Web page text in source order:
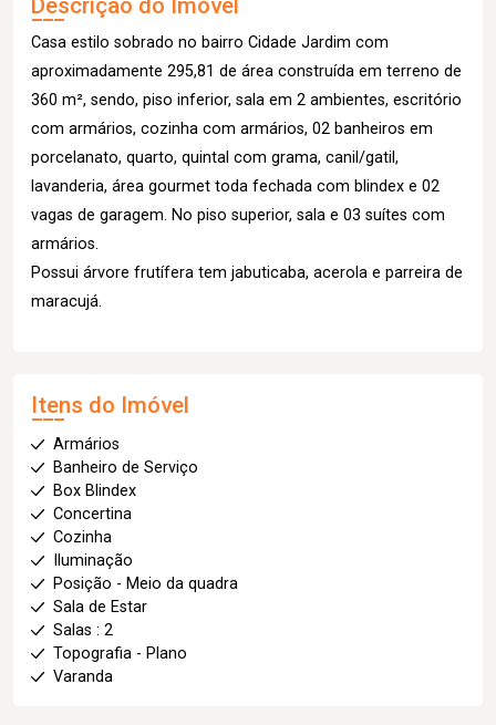
Descrição do Imóvel
Casa estilo sobrado no bairro Cidade Jardim com
aproximadamente 295,81 de área construída em terreno de
360 m², sendo, piso inferior, sala em 2 ambientes, escritório
com armários, cozinha com armários, 02 banheiros em
porcelanato, quarto, quintal com grama, canil/gatil,
lavanderia, área gourmet toda fechada com blindex e 02
vagas de garagem. No piso superior, sala e 03 suítes com
armários.
Possui árvore frutífera tem jabuticaba, acerola e parreira de
maracujá.
Itens do Imóvel
Armários
Banheiro de Serviço
Box Blindex
Concertina
Cozinha
Iluminação
Posição - Meio da quadra
Sala de Estar
Salas : 2
Topografia - Plano
Varanda